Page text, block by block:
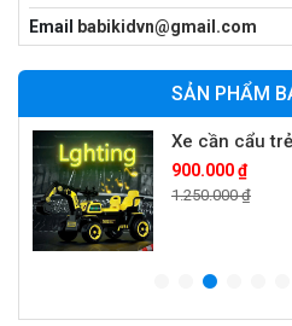
Email babikidvn@gmail.com
SẢN PHẨM
950.000 ₫
Xe cần cẩu
900.000 ₫
1.250.000 ₫
Xe máy điện